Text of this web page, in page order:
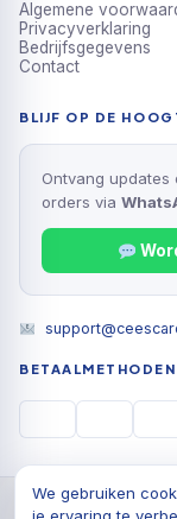
Algemene
Privacyverklaring
Bedrijfsgegevens
Contact
BLIJF OP DE
Ontvang
orders via
BETAALMETHODEN
© 2026 Cees Cards
We gebruiken